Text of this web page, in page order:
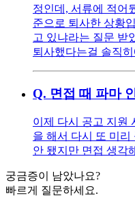
정인데, 서류에 적어
준으로 퇴사한 상황
고 있냐라는 질문 받
퇴사했다는걸 솔직
Q. 면접 때 파마
이제 다시 공고 지원
을 해서 다시 또 미
안 됐지만 면접 생각
궁금증이 남았나요?
빠르게 질문하세요.